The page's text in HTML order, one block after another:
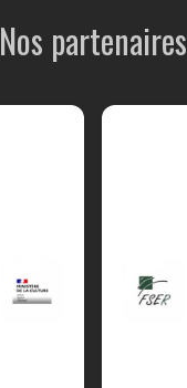
Nos partenaires